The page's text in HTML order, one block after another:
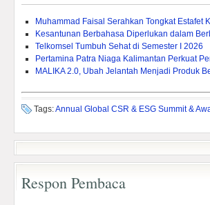
Muhammad Faisal Serahkan Tongkat Estafet
Kesantunan Berbahasa Diperlukan dalam
Telkomsel Tumbuh Sehat di Semester I 2026
Pertamina Patra Niaga Kalimantan Perkuat
MALIKA 2.0, Ubah Jelantah Menjadi Produk
Tags:Annual Global CSR & ESG Summit &
Respon Pembaca